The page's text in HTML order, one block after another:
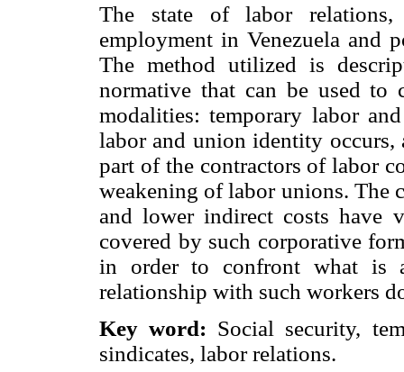
The state of labor relations,
employment in Venezuela and
The method utilized is
normative that can be used to
modalities: temporary labor
labor and union identity occurs,
part of the contractors of labor
weakening of labor unions. The
and lower indirect costs have
covered by such corporative
in order to confront what is
relationship with such workers
Key word: Social security,
sindicates, labor relations.